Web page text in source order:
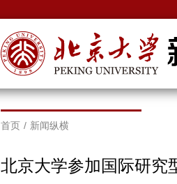
首页 / 新闻纵横
北京大学参加国际研究